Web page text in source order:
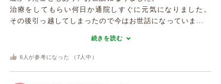
治療をしてもらい何日か通院しすぐに元気になりました。
その後引っ越してしまったので今はお世話になっていま...
続きを読む
6 人が参考になった （ 7 人中）